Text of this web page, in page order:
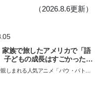
（2026.8.6更新）
家族で旅したアメリカで「語
子どもの成長はすごかった」
画『パウ・パトロール ザ・ダ
ではあきらめなければ何でも
ってほしい
しまれる人気アニメ「パウ・パトロ